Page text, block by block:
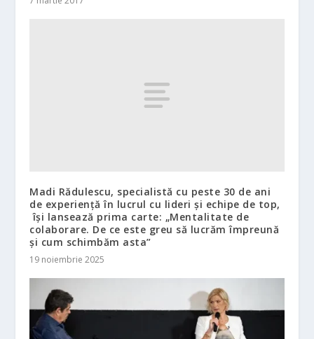
Madi Rădulescu, specialistă cu peste 30 de ani
de experiență în lucrul cu lideri și echipe de top,
își lansează prima carte: „Mentalitate de
colaborare. De ce este greu să lucrăm împreună
și cum schimbăm asta”
19 noiembrie 2025